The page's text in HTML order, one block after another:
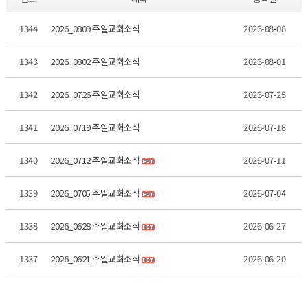
1344 2026_0809 주일교회소식 2026-08-08
1343 2026_0802 주일교회소식 2026-08-01
1342 2026_0726 주일교회소식 2026-07-25
1341 2026_0719 주일교회소식 2026-07-18
1340 2026_0712 주일교회소식 2026-07-11
1339 2026_0705 주일교회소식 2026-07-04
1338 2026_0628 주일교회소식 2026-06-27
1337 2026_0621 주일교회소식 2026-06-20